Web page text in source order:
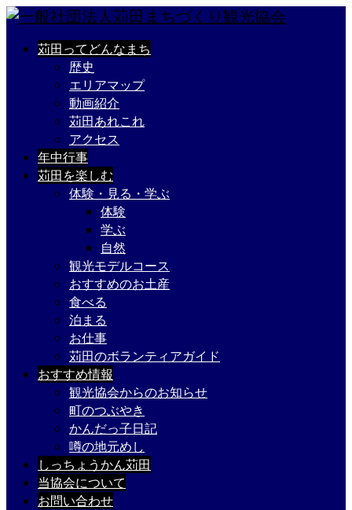
苅田ってどんなまち
歴史
エリアマップ
動画紹介
苅田あれこれ
アクセス
年中行事
苅田を楽しむ
体験・見る・学ぶ
体験
学ぶ
自然
観光モデルコース
おすすめのお土産
食べる
泊まる
お仕事
苅田のボランティアガイド
おすすめ情報
観光協会からのお知らせ
町のつぶやき
かんだっ子日記
噂の地元めし
しっちょうかん苅田
当協会について
お問い合わせ